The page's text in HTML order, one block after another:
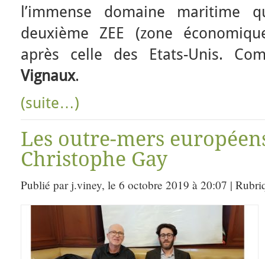
l’immense domaine maritime
deuxième ZEE (zone
après celle des Etats-Unis.
Vignaux.
(suite…)
Les outre-mers
Christophe Gay
Publié par j.viney, le 6 octobre 2019 à 20:07 |